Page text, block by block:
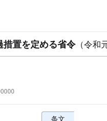
置を定める省令（令和
条文表示オプショ
条文